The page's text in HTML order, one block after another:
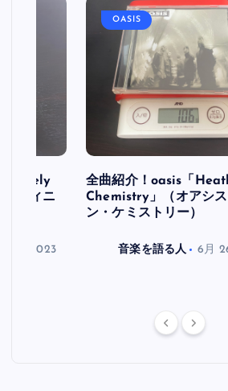
フィニ
30, 2023
OASIS
全曲紹介！oasis「
Chemistry」（オアシ
ン・ケミストリー）
音楽を語る人 6月